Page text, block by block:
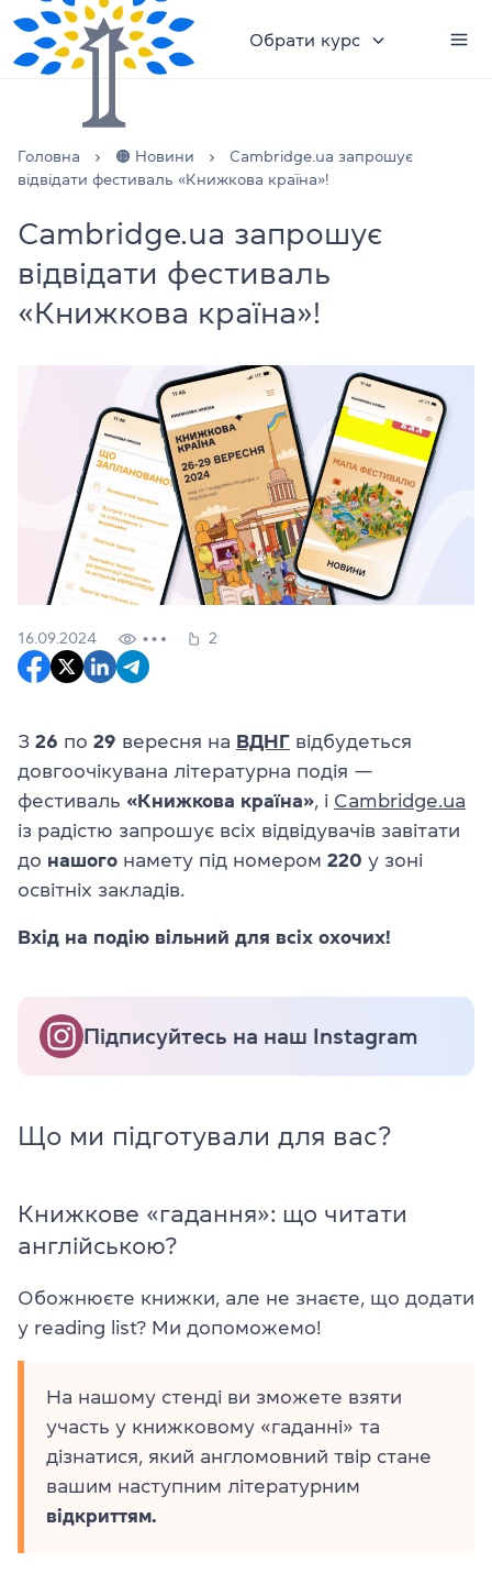
Обрати курс
Головна 🟠 Новини
Cambridge.ua запрошує
відвідати фестиваль «Книжкова країна»!
Cambridge.ua запрошує
відвідати фестиваль
«Книжкова країна»!
16.09.2024 2
З 26 по 29 вересня на ВДНГ відбудеться
довгоочікувана літературна подія —
фестиваль «Книжкова країна», і Cambridge.ua
із радістю запрошує всіх відвідувачів завітати
до нашого намету під номером 220 у зоні
освітніх закладів.
Вхід на подію вільний для всіх охочих!
Підписуйтесь на наш Instagram
Що ми підготували для вас?
Книжкове «гадання»: що читати
англійською?
Обожнюєте книжки, але не знаєте, що додати
у reading list? Ми допоможемо!
На нашому стенді ви зможете взяти
участь у книжковому «гаданні» та
дізнатися, який англомовний твір стане
вашим наступним літературним
відкриттям.